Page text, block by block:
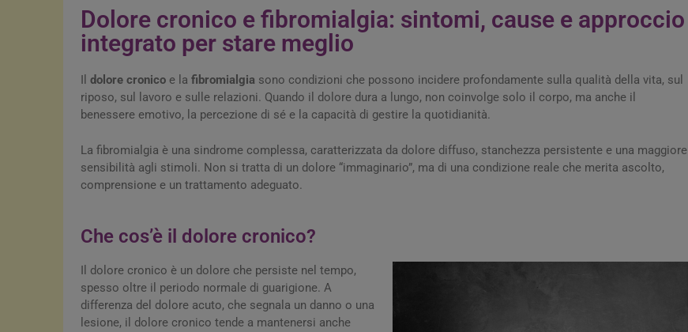
Dolore cronico e fibromialgia: sintomi, cause e approccio
integrato per stare meglio
Il dolore cronicoe la fibromialgiasono condizioni che possono incidere profondamente sulla qualità della vita, sul
riposo, sul lavoro e sulle relazioni. Quando il dolore dura a lungo, non coinvolge solo il corpo, ma anche il
benessere emotivo, la percezione di sé e la capacità di gestire la quotidianità.
La fibromialgia è una sindrome complessa, caratterizzata da dolore diffuso, stanchezza persistente e una maggiore
sensibilità agli stimoli. Non si tratta di un dolore “immaginario”, ma di una condizione reale che merita ascolto,
comprensione e un trattamento adeguato.
Che cos’è il dolore cronico?
Il dolore cronico è un dolore che persiste nel tempo,
spesso oltre il periodo normale di guarigione. A
differenza del dolore acuto, che segnala un danno o una
lesione, il dolore cronico tende a mantenersi anche